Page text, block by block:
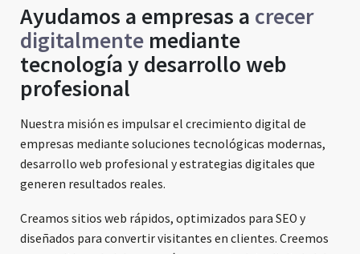
Ayudamos a empresas a crecer
digitalmente mediante
tecnología y desarrollo web
profesional
Nuestra misión es impulsar el crecimiento digital de
empresas mediante soluciones tecnológicas modernas,
desarrollo web profesional y estrategias digitales que
generen resultados reales.
Creamos sitios web rápidos, optimizados para SEO y
diseñados para convertir visitantes en clientes. Creemos